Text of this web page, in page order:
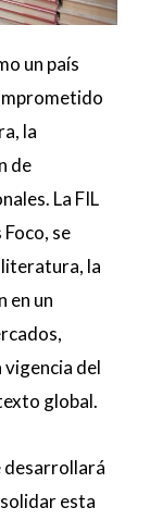
un país
la
de
La FIL
se
la
en un
del
global.
desarrollará
esta